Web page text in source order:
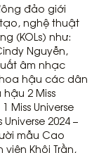
đảo giới
nghệ thuật
(KOLs) như:
Nguyễn,
âm nhạc
hậu các dân
2 Miss
Miss Universe
2024 –
mẫu Cao
viên Khôi Trần,